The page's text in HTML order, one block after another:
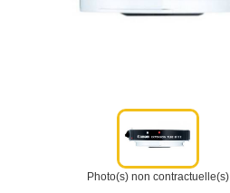
Photo(s) non contractuelle(s)